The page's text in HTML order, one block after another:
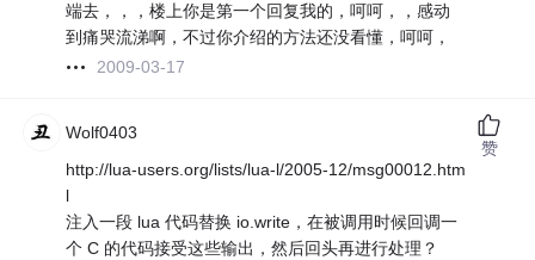
端去，，，楼上你是第一个回复我的，呵呵，，感动
到痛哭流涕啊，不过你介绍的方法还没看懂，呵呵，
2009-03-17
Wolf0403
http://lua-users.org/lists/lua-l/2005-12/msg00012.htm
l
注入一段 lua 代码替换 io.write，在被调用时候回调一
个 C 的代码接受这些输出，然后回头再进行处理？
赞